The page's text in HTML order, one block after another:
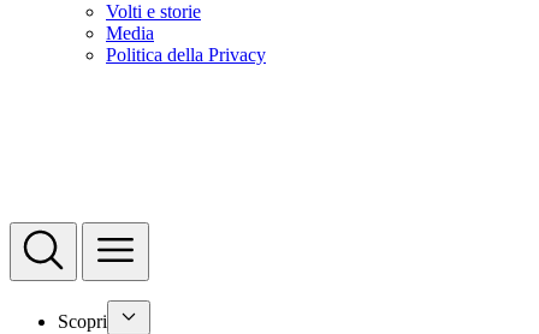
Volti e storie
Media
Politica della Privacy
Scopri